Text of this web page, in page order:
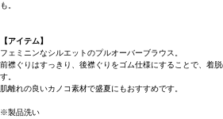
も
【アイテム】
フェミニンなシルエットのプルオーバーブラウス。
前襟ぐりはすっきり、後襟ぐりをゴム仕様にすることで、着
す。
肌離れの良いカノコ素材で盛夏にもおすすめです。
※製品洗い